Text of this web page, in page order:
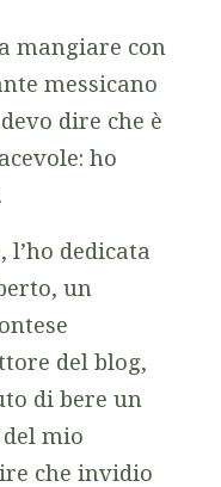
mangiare con
messicano
dire che è
ho
l’ho dedicata
un
del blog,
di bere un
mio
che invidio